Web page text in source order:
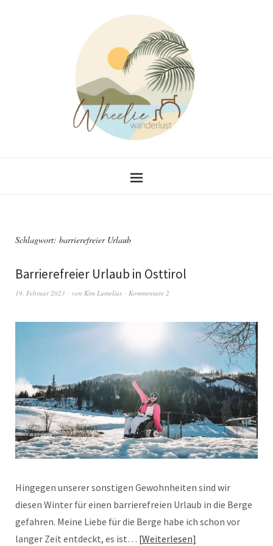
Schlagwort: barrierefreier Urlaub
Barrierefreier Urlaub in Osttirol
19. Februar 2023 von Kim Lumelius Kommentare 2
Hingegen unserer sonstigen Gewohnheiten sind wir
diesen Winter für einen barrierefreien Urlaub in die Berge
gefahren. Meine Liebe für die Berge habe ich schon vor
langer Zeit entdeckt, es ist… Weiterlesen